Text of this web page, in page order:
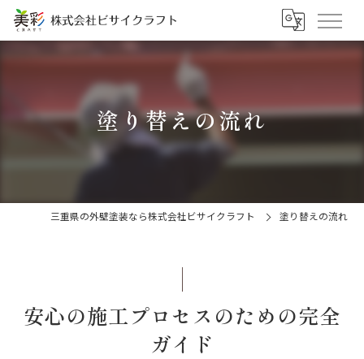
塗り替えの流れ
三重県の外壁塗装なら株式会社ビサイクラフト 塗り替えの流れ
安心の施工プロセスのための完全
ガイド